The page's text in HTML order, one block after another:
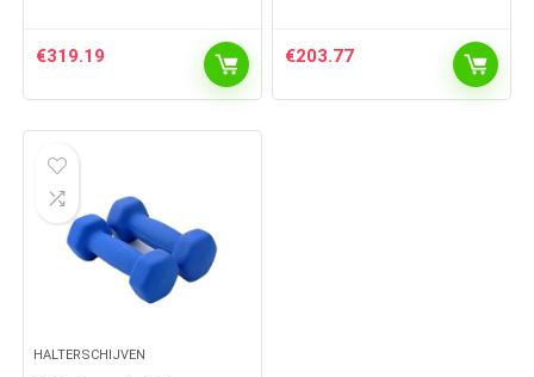
€319.19 €203.77
HALTERSCHIJVEN